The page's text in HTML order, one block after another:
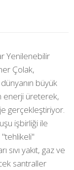
Yenilenebilir
Çolak,
büyük
enerji üreterek,
gerçekleştiriyor.
işbirliği ile
sıvı yakıt, gaz ve
santraller